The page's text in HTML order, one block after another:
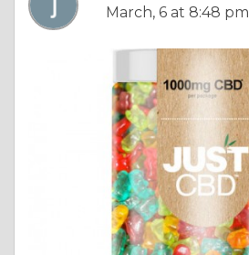
March, 6 at 8:48 pm